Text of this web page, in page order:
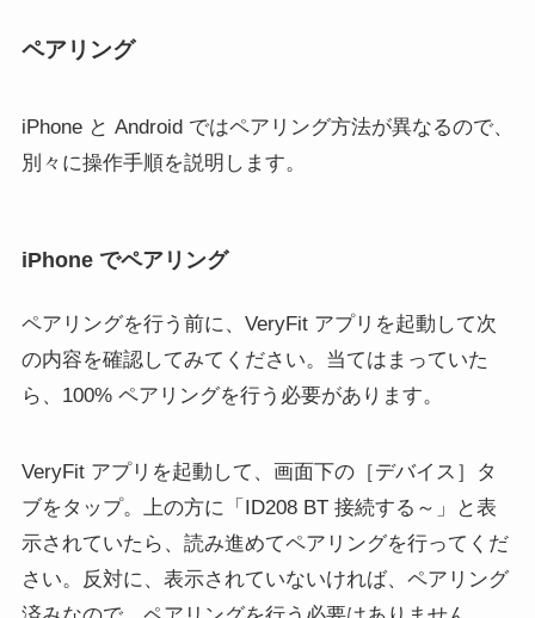
ペアリング
iPhone と Android ではペアリング方法が異なるので、
別々に操作手順を説明します。
iPhone でペアリング
ペアリングを行う前に、VeryFit アプリを起動して次
の内容を確認してみてください。当てはまっていた
ら、100% ペアリングを行う必要があります。
VeryFit アプリを起動して、画面下の［デバイス］タ
ブをタップ。上の方に「ID208 BT 接続する～」と表
示されていたら、読み進めてペアリングを行ってくだ
さい。反対に、表示されていないければ、ペアリング